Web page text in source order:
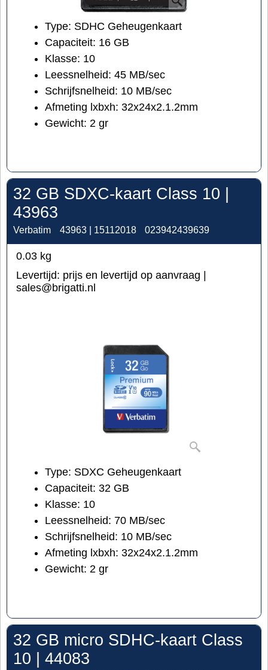
Type: SDHC Geheugenkaart
Capaciteit: 16 GB
Klasse: 10
Leessnelheid: 45 MB/sec
Schrijfsnelheid: 10 MB/sec
Afmeting lxbxh: 32x24x2.1.2mm
Gewicht: 2 gr
32 GB SDXC-kaart Class 10 |
43963
Verbatim 43963 | 15112018 023942439639
0.03 kg
Levertijd: prijs en levertijd op aanvraag |
sales@brigatti.nl
Type: SDXC Geheugenkaart
Capaciteit: 32 GB
Klasse: 10
Leessnelheid: 70 MB/sec
Schrijfsnelheid: 10 MB/sec
Afmeting lxbxh: 32x24x2.1.2mm
Gewicht: 2 gr
32 GB micro SDHC-kaart Class
10 | 44083